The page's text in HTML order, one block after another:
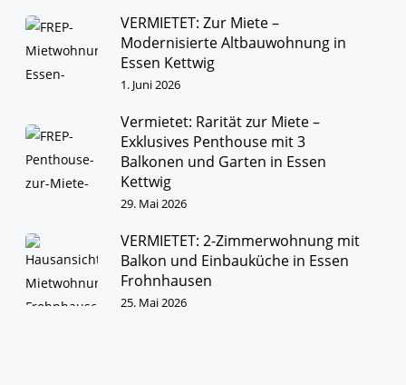
VERMIETET: Zur Miete –
Modernisierte Altbauwohnung in
Essen Kettwig
1. Juni 2026
Vermietet: Rarität zur Miete –
Exklusives Penthouse mit 3
Balkonen und Garten in Essen
Kettwig
29. Mai 2026
VERMIETET: 2-Zimmerwohnung mit
Balkon und Einbauküche in Essen
Frohnhausen
25. Mai 2026